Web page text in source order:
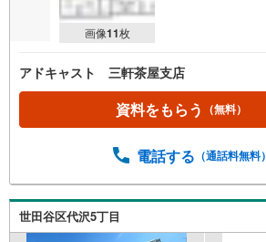
画像11枚
アドキャスト 三軒茶屋支店
資料をもらう （無料）
電話する （通話料無料）
世田谷区代沢5丁目